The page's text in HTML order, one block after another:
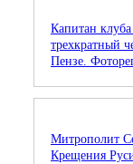
Капитан
трехкратный
Пензе.
Митрополит
Крещения